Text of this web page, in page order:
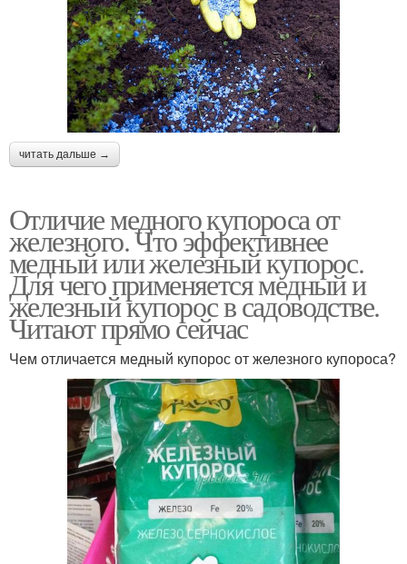
читать дальше →
Отличие медного купороса от
железного. Что эффективнее
медный или железный купорос.
Для чего применяется медный и
железный купорос в садоводстве.
Читают прямо сейчас
Чем отличается медный купорос от железного купороса?